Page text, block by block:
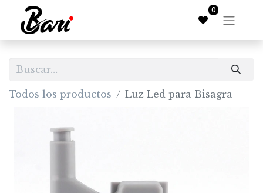
0
Todos los productos Luz Led para Bisagra